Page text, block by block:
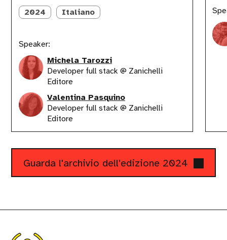
2024
Italiano
Speaker:
Michela Tarozzi
Developer full stack @ Zanichelli
Editore
Valentina Pasquino
Developer full stack @ Zanichelli
Editore
Guarda l'archivio dell'edizione 2024